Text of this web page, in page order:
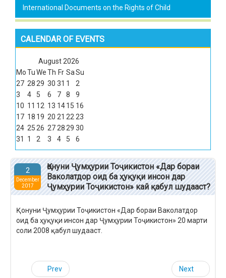
International Documents on the Rights of Child
CALENDAR OF EVENTS
August2026
MoTuWeTh Fr SaSu
27 2829 30 31 1
2
3
4 5 6 7 8
9
10 11 12 13 1415 16
17 18 19 20 21 2223
24 2526 272829 30
31
1 2 3 4 5 6
2
December
2017
Қонуни Ҷумҳурии Тоҷикистон «Дар бораи
Ваколатдор оид ба ҳуқуқи инсон дар
Ҷумҳурии Тоҷикистон» кай қабул шудааст?
Қонуни Ҷумҳурии Тоҷикистон «Дар бораи Ваколатдор
оид ба ҳуқуқи инсон дар Ҷумҳурии Тоҷикистон» 20 марти
соли 2008 қабул шудааст.
Prev Next